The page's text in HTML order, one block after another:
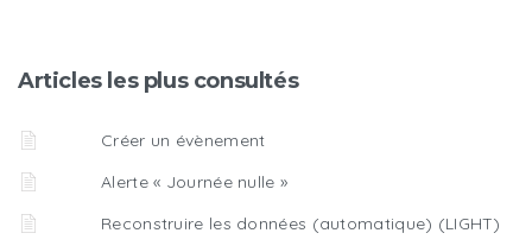
Articles les plus consultés
Créer un évènement
Alerte « Journée nulle »
Reconstruire les données (automatique) (LIGHT)